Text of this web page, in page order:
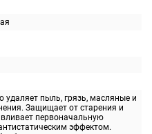
удаляет пыль, грязь, масляные и
Защищает от старения и
первоначальную
эффектом.